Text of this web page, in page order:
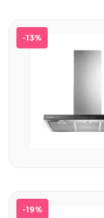
-13%
-19%